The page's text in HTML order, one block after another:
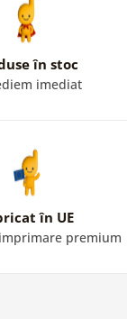
în stoc
imediat
în UE
premium